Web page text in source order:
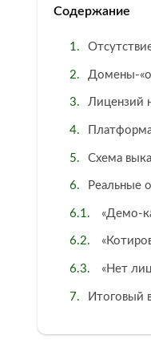
Содержание
Лицензий
Схема
Реальные
«Нет
Итоговый